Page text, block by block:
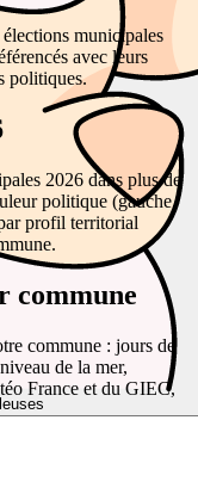
municipales
avec leurs
politiques.
2026 dans plus de
politique (gauche,
profil territorial
commune
commune : jours de
de la mer,
France et du GIEC,